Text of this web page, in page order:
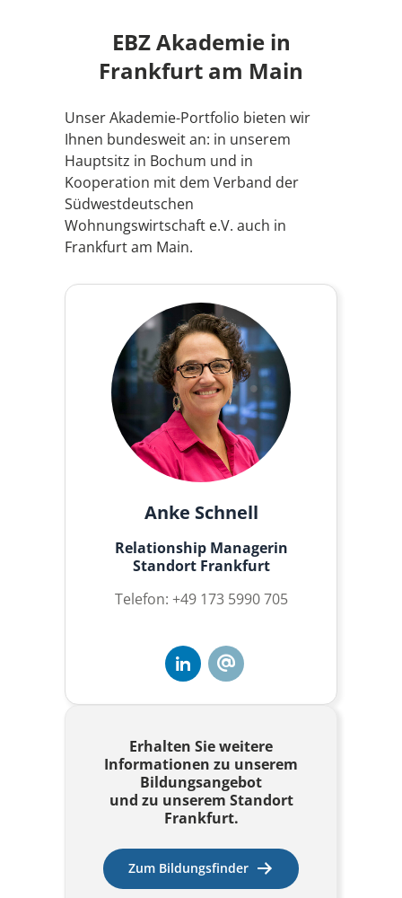
EBZ Akademie in
Frankfurt am Main
Unser Akademie-Portfolio bieten wir
Ihnen bundesweit an: in unserem
Hauptsitz in Bochum und in
Kooperation mit dem Verband der
Südwestdeutschen
Wohnungswirtschaft e.V. auch in
Frankfurt am Main.
Anke Schnell
Relationship Managerin
Standort Frankfurt
Telefon: +49 173 5990 705
Erhalten Sie weitere
Informationen zu unserem
Bildungsangebot
und zu unserem Standort
Frankfurt.
Zum Bildungsfinder